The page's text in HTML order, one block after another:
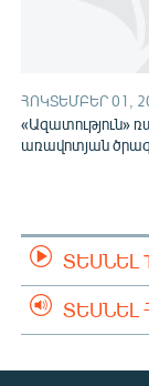
ՀՈԿՏԵՄԲԵՐ 01,
«Ազատություն»
առավոտյան
ՏԵՍՆԵԼ
ՏԵՍՆԵԼ